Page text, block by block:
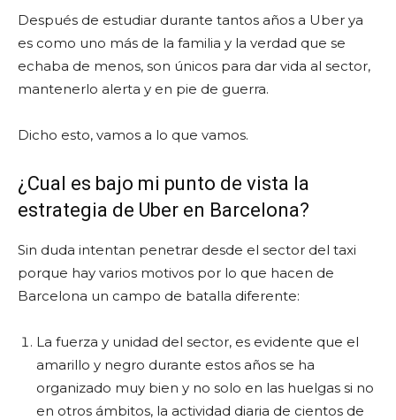
Después de estudiar durante tantos años a Uber ya
es como uno más de la familia y la verdad que se
echaba de menos, son únicos para dar vida al sector,
mantenerlo alerta y en pie de guerra.
Dicho esto, vamos a lo que vamos.
¿Cual es bajo mi punto de vista la
estrategia de Uber en Barcelona?
Sin duda intentan penetrar desde el sector del taxi
porque hay varios motivos por lo que hacen de
Barcelona un campo de batalla diferente:
La fuerza y unidad del sector, es evidente que el
amarillo y negro durante estos años se ha
organizado muy bien y no solo en las huelgas si no
en otros ámbitos, la actividad diaria de cientos de